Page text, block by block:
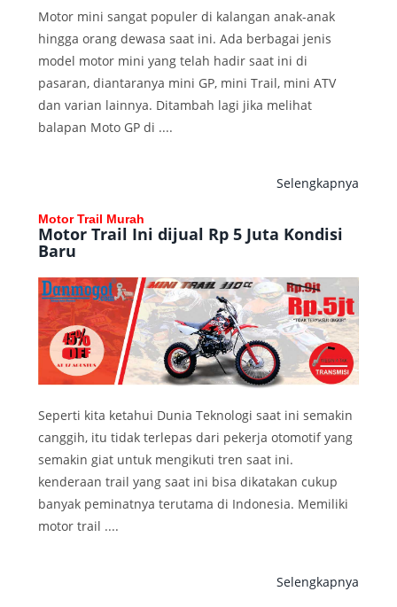
Motor mini sangat populer di kalangan anak-anak
hingga orang dewasa saat ini. Ada berbagai jenis
model motor mini yang telah hadir saat ini di
pasaran, diantaranya mini GP, mini Trail, mini ATV
dan varian lainnya. Ditambah lagi jika melihat
balapan Moto GP di ....
Selengkapnya
Motor Trail Murah
Motor Trail Ini dijual Rp 5 Juta Kondisi
Baru
Seperti kita ketahui Dunia Teknologi saat ini semakin
canggih, itu tidak terlepas dari pekerja otomotif yang
semakin giat untuk mengikuti tren saat ini.
kenderaan trail yang saat ini bisa dikatakan cukup
banyak peminatnya terutama di Indonesia. Memiliki
motor trail ....
Selengkapnya